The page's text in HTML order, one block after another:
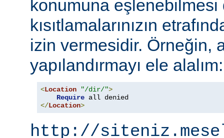
konumuna eşlenebilmesi
kısıtlamalarınızın
izin vermesidir. Örneğin,
yapılandırmayı ele alalım:
<Location "/dir/">
Require
</Location>
http://